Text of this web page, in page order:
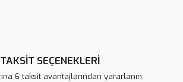
TAKSİT SEÇENEKLERİ
6 taksit avantajlarından yararlanın.